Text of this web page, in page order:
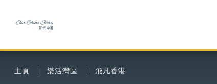
主頁 樂活灣區 飛凡香港